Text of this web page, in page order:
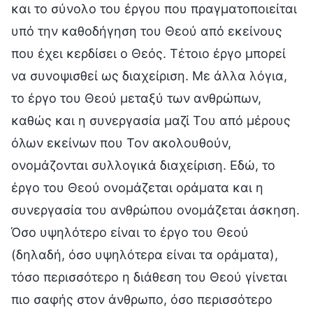
και το σύνολο του έργου που πραγματοποιείται
υπό την καθοδήγηση του Θεού από εκείνους
που έχει κερδίσει ο Θεός. Τέτοιο έργο μπορεί
να συνοψισθεί ως διαχείριση. Με άλλα λόγια,
το έργο του Θεού μεταξύ των ανθρώπων,
καθώς και η συνεργασία μαζί Του από μέρους
όλων εκείνων που Τον ακολουθούν,
ονομάζονται συλλογικά διαχείριση. Εδώ, το
έργο του Θεού ονομάζεται οράματα και η
συνεργασία του ανθρώπου ονομάζεται άσκηση.
Όσο υψηλότερο είναι το έργο του Θεού
(δηλαδή, όσο υψηλότερα είναι τα οράματα),
τόσο περισσότερο η διάθεση του Θεού γίνεται
πιο σαφής στον άνθρωπο, όσο περισσότερο